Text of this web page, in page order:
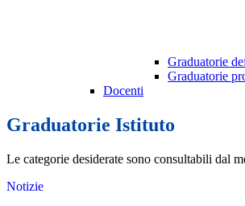
Graduatorie
Graduatorie
Docenti
Graduatorie Istituto
Le categorie desiderate sono consultabili dal
Notizie